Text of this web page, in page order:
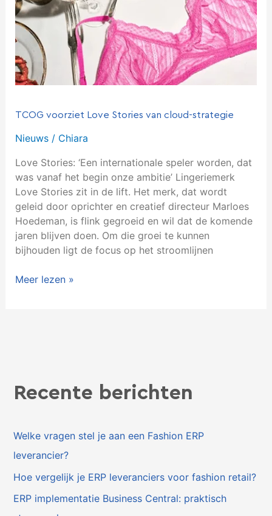
TCOG voorziet Love Stories van cloud-strategie
Nieuws/ Chiara
Love Stories: ‘Een internationale speler worden, dat
was vanaf het begin onze ambitie’ Lingeriemerk
Love Stories zit in de lift. Het merk, dat wordt
geleid door oprichter en creatief directeur Marloes
Hoedeman, is flink gegroeid en wil dat de komende
jaren blijven doen. Om die groei te kunnen
bijhouden ligt de focus op het stroomlijnen
cloud-
strategie
Meer lezen »
Recente berichten
Welke vragen stel je aan een Fashion ERP
leverancier?
Hoe vergelijk je ERP leveranciers voor fashion retail?
ERP implementatie Business Central: praktisch